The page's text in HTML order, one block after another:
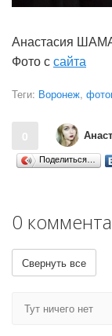
Анастасия
Фото ссайта
Теги: Воронеж,
0
Поделиться…
0
Свернуть все
Тут ничего нет